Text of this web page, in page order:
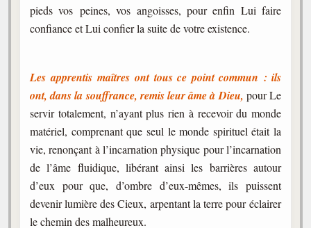
pieds vos peines, vos angoisses, pour enfin Lui faire
confiance et Lui confier la suite de votre existence.
Les apprentis maîtres ont tous ce point commun : ils
ont, dans la souffrance, remis leur âme à Dieu, pour Le
servir totalement, n’ayant plus rien à recevoir du monde
matériel, comprenant que seul le monde spirituel était la
vie, renonçant à l’incarnation physique pour l’incarnation
de l’âme fluidique, libérant ainsi les barrières autour
d’eux pour que, d’ombre d’eux-mêmes, ils puissent
devenir lumière des Cieux, arpentant la terre pour éclairer
le chemin des malheureux.